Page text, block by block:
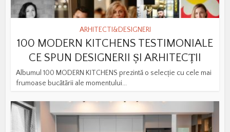
ARHITECTI&DESIGNERI
100 MODERN KITCHENS TESTIMONIALE
CE SPUN DESIGNERII ȘI ARHITECȚII
Albumul 100 MODERN KITCHENS prezintă o selecție cu cele mai
frumoase bucătării ale momentului...